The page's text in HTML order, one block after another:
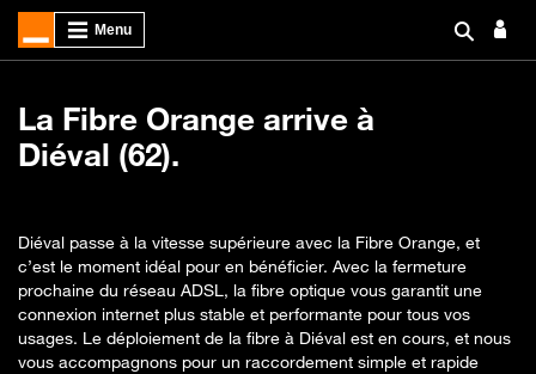
La Fibre Orange arrive à
Diéval (62).
Diéval passe à la vitesse supérieure avec la Fibre Orange, et
c’est le moment idéal pour en bénéficier. Avec la fermeture
prochaine du réseau ADSL, la fibre optique vous garantit une
connexion internet plus stable et performante pour tous vos
usages. Le déploiement de la fibre à Diéval est en cours, et nous
vous accompagnons pour un raccordement simple et rapide